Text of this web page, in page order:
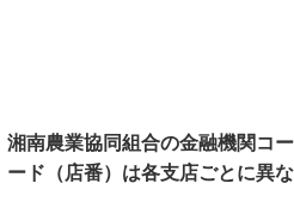
湘南農業協同組合の金融機関コ
ード（店番）は各支店ごとに異な